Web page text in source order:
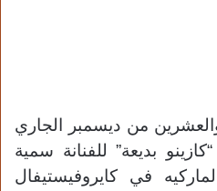
من ديسمبر الجاري
بديعة” للفنانة سمية
في كايروفيستيفال